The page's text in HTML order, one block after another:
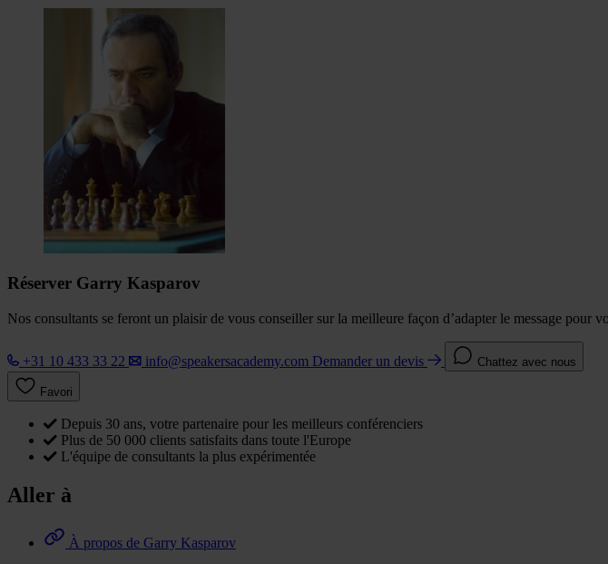
Réserver Garry Kasparov
Nos consultants se feront un plaisir de vous conseiller sur la meilleure façon d’adapter le message pour
+31 10 433 33 22 info@speakersacademy.com Demander un devis Chattez avec nous
Favori
Depuis 30 ans, votre partenaire pour les meilleurs conférenciers
Plus de 50 000 clients satisfaits dans toute l'Europe
L'équipe de consultants la plus expérimentée
Aller à
À propos de Garry Kasparov